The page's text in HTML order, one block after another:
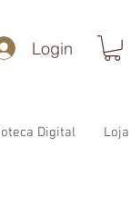
Login
Digital Loja